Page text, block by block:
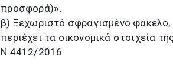
προσφορά)».
β) Ξεχωριστό σφραγισμένο φάκελο,
περιέχει τα οικονομικά στοιχεία
Ν.4412/2016.